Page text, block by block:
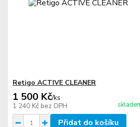
Retigo ACTIVE CLEANER
1 500 Kč/ks
1 240 Kč bez DPH
Přidat do košíku